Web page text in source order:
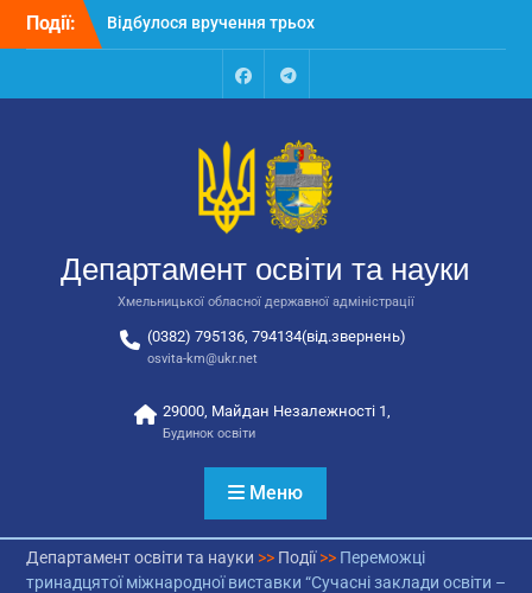
Перейти
Події:
Відбулося вручення трьох
автобусів для потреб
Відбулося засідання
освіти та науки обласної
державної адміністрації
Відбулась обласна
національно-патріотичне
виховання
FacebookTalegram
Департамент освіти та науки
Хмельницької обласної державної адміністрації
(0382) 795136, 794134(від.звернень)
osvita-km@ukr.net
29000, Майдан Незалежності 1,
Будинок освіти
Меню
Департамент освіти та науки >> Події>> Переможці
тринадцятої міжнародної виставки “Сучасні заклади освіти –